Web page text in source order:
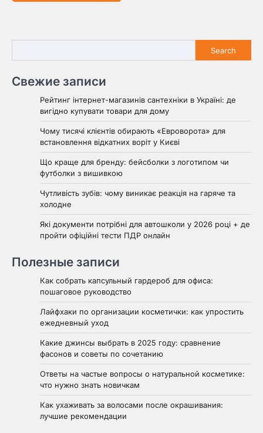
Search
Свежие записи
Рейтинг інтернет-магазинів сантехніки в Україні: де
вигідно купувати товари для дому
Чому тисячі клієнтів обирають «Евроворота» для
встановлення відкатних воріт у Києві
Що краще для бренду: бейсболки з логотипом чи
футболки з вишивкою
Чутливість зубів: чому виникає реакція на гаряче та
холодне
Які документи потрібні для автошколи у 2026 році + де
пройти офіційні тести ПДР онлайн
Полезные записи
Как собрать капсульный гардероб для офиса:
пошаговое руководство
Лайфхаки по организации косметички: как упростить
ежедневный уход
Какие джинсы выбрать в 2025 году: сравнение
фасонов и советы по сочетанию
Ответы на частые вопросы о натуральной косметике:
что нужно знать новичкам
Как ухаживать за волосами после окрашивания:
лучшие рекомендации